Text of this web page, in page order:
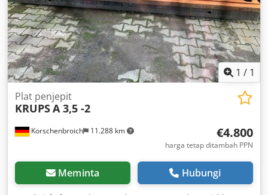
1 / 1
Korschenbroich 11.288 km
Plat penjepit
KRUPSA 3,5 -2
€4.800
harga tetap ditambah PPN
Meminta Hubungi